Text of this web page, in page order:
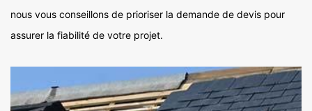
nous vous conseillons de prioriser la demande de devis pour
assurer la fiabilité de votre projet.